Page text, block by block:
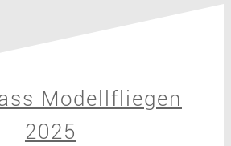
Modellfliegen
2025